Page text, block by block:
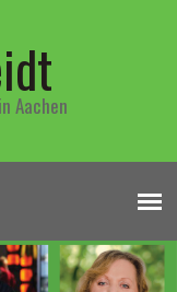
Aachen